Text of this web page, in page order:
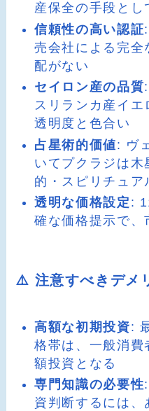
産保全の手段とし
信頼性の高い認証
売会社による完全
配がない
セイロン産の品質
スリランカ産イエ
透明度と色合い
占星術的価値: ヴ
いてプクラジは木
的・スピリチュア
透明な価格設定 :
確な価格提示で、
⚠️ 注意すべきデメ
高額な初期投資:
格帯は、一般消費
額投資となる
専門知識の必要性
資判断するには、